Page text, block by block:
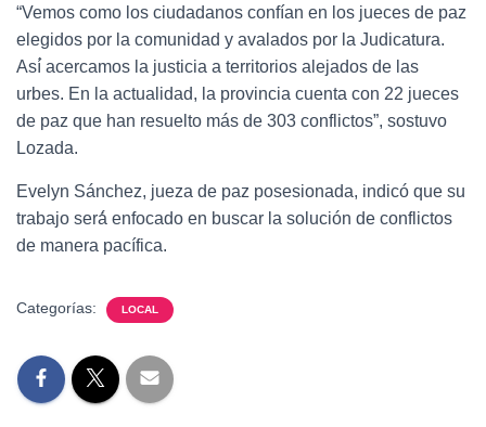
“Vemos como los ciudadanos confían en los jueces de paz
elegidos por la comunidad y avalados por la Judicatura.
Así́ acercamos la justicia a territorios alejados de las
urbes. En la actualidad, la provincia cuenta con 22 jueces
de paz que han resuelto más de 303 conflictos”, sostuvo
Lozada.
Evelyn Sánchez, jueza de paz posesionada, indicó que su
trabajo será́ enfocado en buscar la solución de conflictos
de manera pacífica.
Categorías: LOCAL